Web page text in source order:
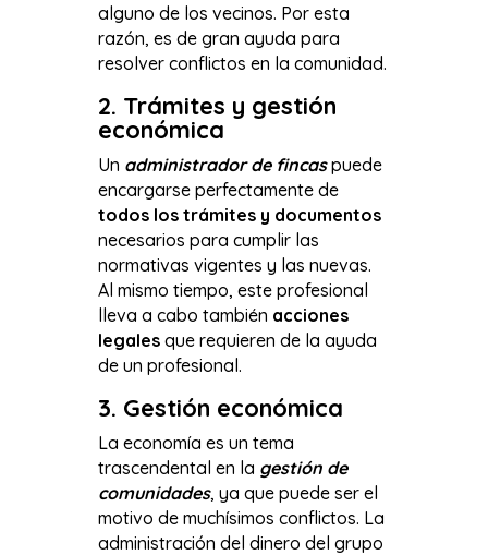
alguno de los vecinos. Por esta
razón, es de gran ayuda para
resolver conflictos en la comunidad.
2. Trámites y gestión
económica
Un administrador de fincaspuede
encargarse perfectamente de
todos los trámites y documentos
necesarios para cumplir las
normativas vigentes y las nuevas.
Al mismo tiempo, este profesional
lleva a cabo también acciones
legales que requieren de la ayuda
de un profesional.
3. Gestión económica
La economía es un tema
trascendental en la gestión de
comunidades, ya que puede ser el
motivo de muchísimos conflictos. La
administración del dinero del grupo